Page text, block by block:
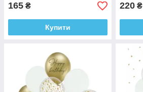
165 ₴
Купити
220 ₴